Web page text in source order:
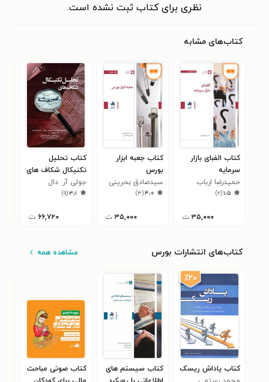
نظری برای کتاب ثبت نشده است.
کتاب‌های مشابه
کتاب الفبای بازار
سرمایه
حمیدرضا ارباب
۱٫۵(۲)
۳۵,۰۰۰ ت
کتاب جعبه ابزار
بورس
سیدصادق بحرینی
۴٫۰(۳)
۳۵,۰۰۰ ت
کتاب تحلیل
تکنیکال شکاف های
قیمت
جولی آر. دال
کوئیست
۳٫۱(۹)
۶۶,۷۲۰ ت
کتاب‌های انتشارات بورس مشاهده همه
٪۲۰
کتاب پاداش ریسک
کتاب سیستم های
کتاب صوتی مباحث